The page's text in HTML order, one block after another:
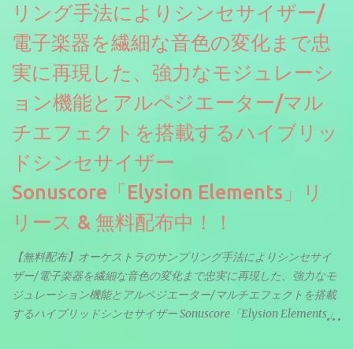
リング手法によりシンセサイザー/
電子楽器を繊細な音色の変化まで忠
実に再現した、強力なモジュレーシ
ョン機能とアルペジエーター/マル
チエフェクトを搭載するハイブリッ
ドシンセサイザー
Sonuscore「Elysion Elements」リ
リース & 無料配布中！！
【無料配布】オーケストラのサンプリング手法によりシンセサイ
ザー/電子楽器を繊細な音色の変化まで忠実に再現した、強力なモ
ジュレーション機能とアルペジエーター/マルチエフェクトを搭載
するハイブリッドシンセサイザー Sonuscore「Elysion Elements」